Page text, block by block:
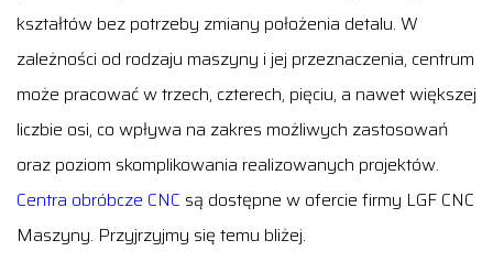
kształtów bez potrzeby zmiany położenia detalu. W
zależności od rodzaju maszyny i jej przeznaczenia, centrum
może pracować w trzech, czterech, pięciu, a nawet większej
liczbie osi, co wpływa na zakres możliwych zastosowań
oraz poziom skomplikowania realizowanych projektów.
Centra obróbcze CNC są dostępne w ofercie firmy LGF CNC
Maszyny. Przyjrzyjmy się temu bliżej.